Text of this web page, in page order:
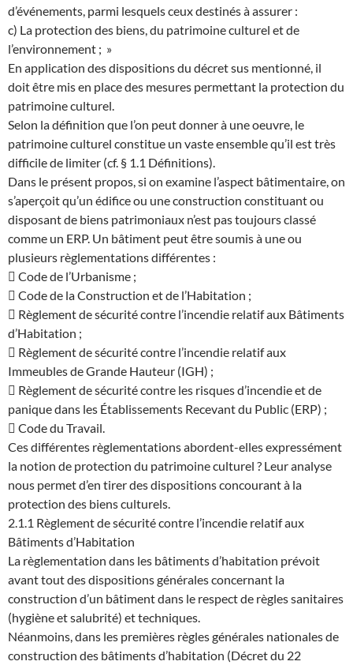
d’événements, parmi lesquels ceux destinés à assurer :
c) La protection des biens, du patrimoine culturel et de
l’environnement ; »
En application des dispositions du décret sus mentionné, il
doit être mis en place des mesures permettant la protection du
patrimoine culturel.
Selon la définition que l’on peut donner à une oeuvre, le
patrimoine culturel constitue un vaste ensemble qu’il est très
difficile de limiter (cf. § 1.1 Définitions).
Dans le présent propos, si on examine l’aspect bâtimentaire, on
s’aperçoit qu’un édifice ou une construction constituant ou
disposant de biens patrimoniaux n’est pas toujours classé
comme un ERP. Un bâtiment peut être soumis à une ou
plusieurs règlementations différentes :
 Code de l’Urbanisme ;
 Code de la Construction et de l’Habitation ;
 Règlement de sécurité contre l’incendie relatif aux Bâtiments
d’Habitation ;
 Règlement de sécurité contre l’incendie relatif aux
Immeubles de Grande Hauteur (IGH) ;
 Règlement de sécurité contre les risques d’incendie et de
panique dans les Établissements Recevant du Public (ERP) ;
 Code du Travail.
Ces différentes règlementations abordent-elles expressément
la notion de protection du patrimoine culturel ? Leur analyse
nous permet d’en tirer des dispositions concourant à la
protection des biens culturels.
2.1.1 Règlement de sécurité contre l’incendie relatif aux
Bâtiments d’Habitation
La règlementation dans les bâtiments d’habitation prévoit
avant tout des dispositions générales concernant la
construction d’un bâtiment dans le respect de règles sanitaires
(hygiène et salubrité) et techniques.
Néanmoins, dans les premières règles générales nationales de
construction des bâtiments d’habitation (Décret du 22